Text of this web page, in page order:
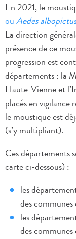
En 2021, le
ouAedes albopictus
La direction
présence de ce
progression est
départements : la
Haute-Vienne et
placés en vigilance
le moustique est
(s’y multipliant).
Ces départements
carte ci-dessous) :
les
des
les
des